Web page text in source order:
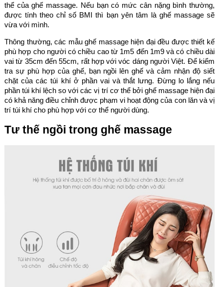
thể của ghế massage. Nếu bạn có mức cân nặng bình thường,
được tính theo chỉ số BMI thì bạn yên tâm là ghế massage sẽ
vừa với mình.
Thông thường, các mẫu ghế massage hiện đại đều được thiết kế
phù hợp cho người có chiều cao từ 1m5 đến 1m9 và có chiều dài
vai từ 35cm đến 55cm, rất hợp với vóc dáng người Việt. Để kiểm
tra sự phù hợp của ghế, bạn ngồi lên ghế và cảm nhận độ siết
chặt của các túi khí ở phần vai và thắt lưng. Đừng lo lắng nếu
phần túi khí lệch so với các vị trí cơ thể bởi ghế massage hiện đại
có khả năng điều chỉnh được phạm vi hoạt động của con lăn và vị
trí túi khí cho phù hợp với cơ thể người dùng.
Tư thế ngồi trong ghế massage